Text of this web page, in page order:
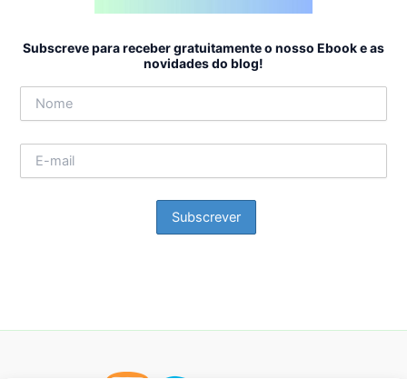
Subscreve para receber gratuitamente o nosso Ebook e as
novidades do blog!